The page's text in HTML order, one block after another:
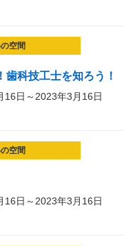
空間
歯科技工士を知ろう！
16日～2023年3月16日
空間
16日～2023年3月16日